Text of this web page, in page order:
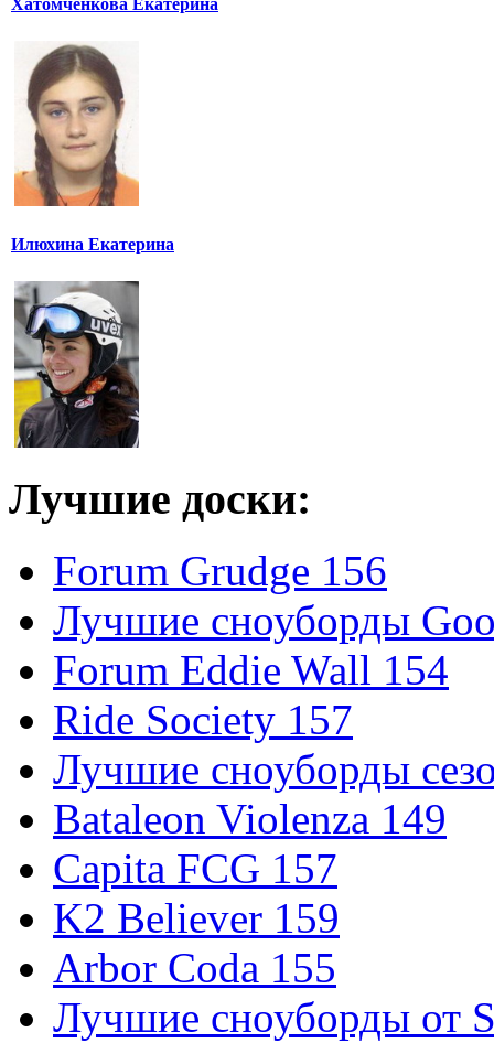
Хатомченкова Екатерина
Илюхина Екатерина
Лучшие доски:
Forum Grudge 156
Лучшие сноуборды
Forum Eddie Wall 154
Ride Society 157
Лучшие сноуборды
Bataleon Violenza 149
Capita FCG 157
K2 Believer 159
Arbor Coda 155
Лучшие сноуборды от